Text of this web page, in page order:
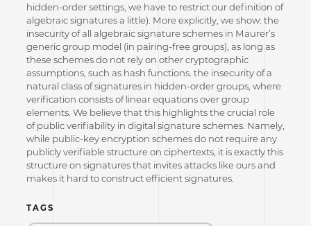
hidden-order settings, we have to restrict our definition of
algebraic signatures a little). More explicitly, we show: the
insecurity of all algebraic signature schemes in Maurer’s
generic group model (in pairing-free groups), as long as
these schemes do not rely on other cryptographic
assumptions, such as hash functions. the insecurity of a
natural class of signatures in hidden-order groups, where
verification consists of linear equations over group
elements. We believe that this highlights the crucial role
of public verifiability in digital signature schemes. Namely,
while public-key encryption schemes do not require any
publicly verifiable structure on ciphertexts, it is exactly this
structure on signatures that invites attacks like ours and
makes it hard to construct efficient signatures.
TAGS